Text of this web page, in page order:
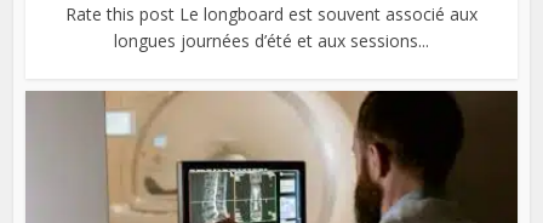
Rate this post Le longboard est souvent associé aux
longues journées d’été et aux sessions...